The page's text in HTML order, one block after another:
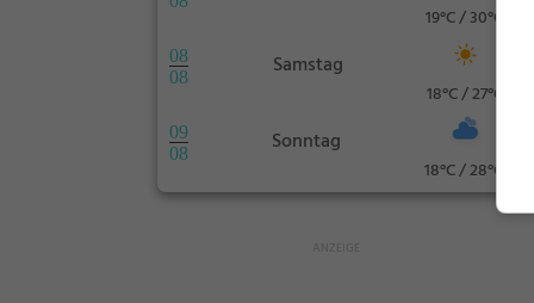
19°C / 30°C
08
08
Samstag
18°C / 27°C
09
08
Sonntag
18°C / 28°C